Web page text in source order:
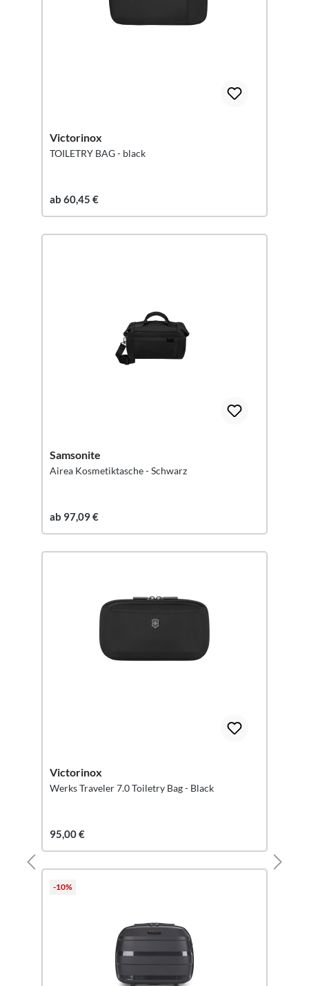
Victorinox
TOILETRY BAG - black
ab 60,45 €
Samsonite
Airea Kosmetiktasche - Schwarz
ab 97,09 €
Victorinox
Werks Traveler 7.0 Toiletry Bag - Black
95,00 €
-10%